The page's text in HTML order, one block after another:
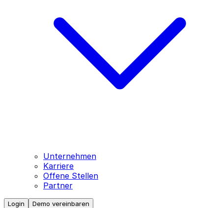
Unternehmen
Karriere
Offene Stellen
Partner
Login Demo vereinbaren